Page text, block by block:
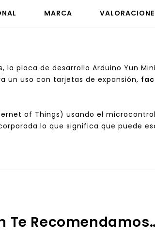
MARCA
placa de desarrollo Arduino Yun
un uso con tarjetas de expansión,
of Things) usando el
lo que significa que puede
Te